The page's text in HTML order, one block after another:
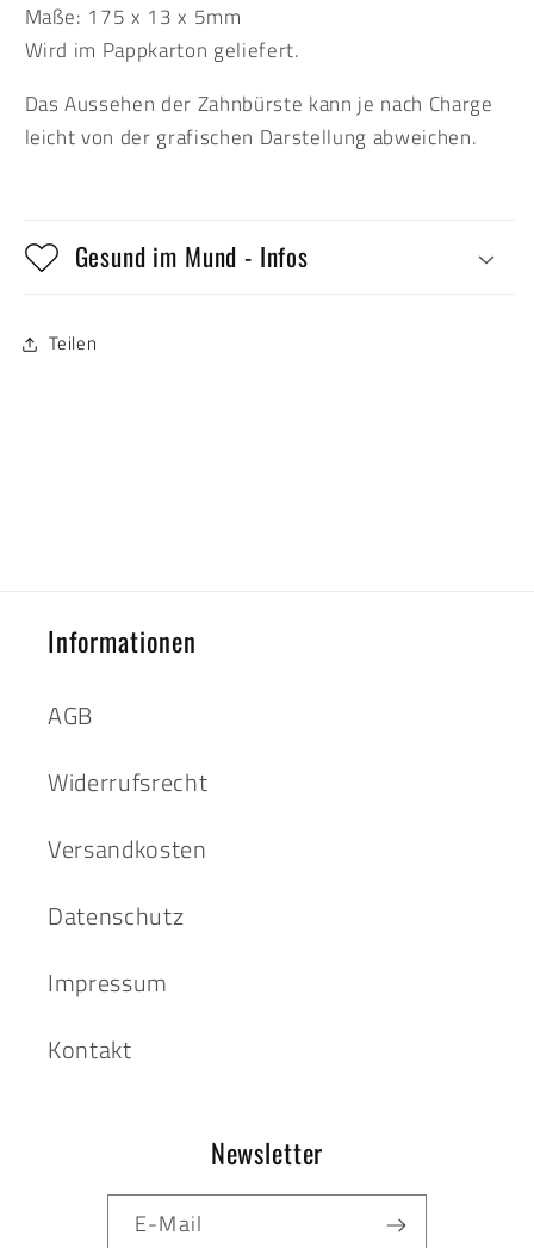
Maße: 175 x 13 x 5mm
Wird im Pappkarton geliefert.
Das Aussehen der Zahnbürste kann je nach Charge
leicht von der grafischen Darstellung abweichen.
Gesund im Mund - Infos
Teilen
Informationen
AGB
Widerrufsrecht
Versandkosten
Datenschutz
Impressum
Kontakt
Newsletter
E-Mail